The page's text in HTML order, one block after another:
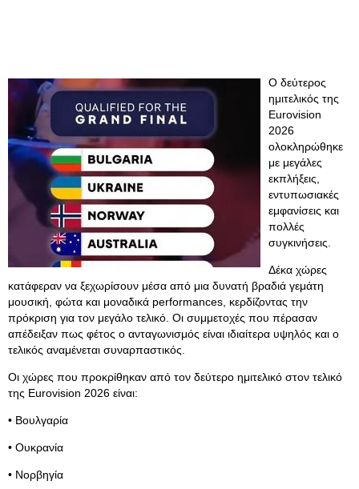
Ο δεύτερος
ημιτελικός της
Eurovision
2026
ολοκληρώθηκε
με μεγάλες
εκπλήξεις,
εντυπωσιακές
εμφανίσεις και
πολλές
συγκινήσεις.
Δέκα χώρες
κατάφεραν να ξεχωρίσουν μέσα από μια δυνατή βραδιά γεμάτη
μουσική, φώτα και μοναδικά performances, κερδίζοντας την
πρόκριση για τον μεγάλο τελικό. Οι συμμετοχές που πέρασαν
απέδειξαν πως φέτος ο ανταγωνισμός είναι ιδιαίτερα υψηλός και ο
τελικός αναμένεται συναρπαστικός.
Οι χώρες που προκρίθηκαν από τον δεύτερο ημιτελικό στον τελικό
της Eurovision 2026 είναι:
• Βουλγαρία
• Ουκρανία
• Νορβηγία